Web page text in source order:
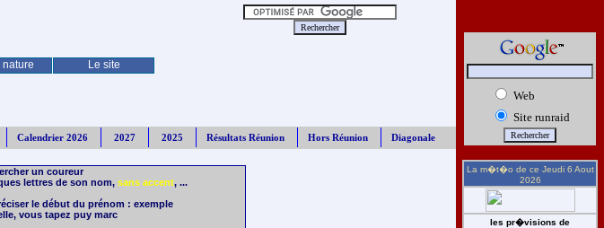
nature Le site
Calendrier 2026 2027 2025 Résultats Réunion Hors Réunion Diagonale
un coureur
lettres de son nom, sans accent, ...
le début du prénom : exemple
vous tapez puy marc
Web
Site runraid
La m�t�o de ce Jeudi 6 Aout
2026
les pr�visions de